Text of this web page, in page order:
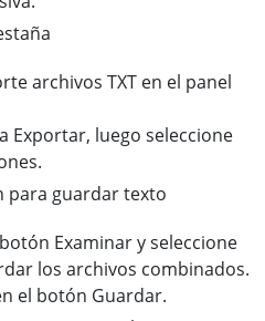
archivos TXT en el panel
Exportar, luego seleccione
Examinar y seleccione
los archivos combinados.
el botón Guardar.